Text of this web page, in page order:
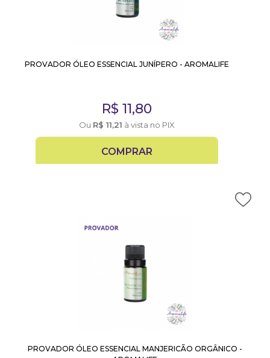
PROVADOR ÓLEO ESSENCIAL JUNÍPERO - AROMALIFE
R$ 11,80
Ou R$ 11,21 à vista no PIX
COMPRAR
PROVADOR ÓLEO ESSENCIAL MANJERICÃO ORGÂNICO -